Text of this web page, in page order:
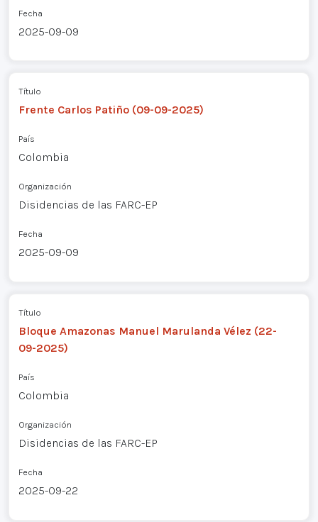
Fecha
2025-09-09
Título
Frente Carlos Patiño (09-09-2025)
País
Colombia
Organización
Disidencias de las FARC-EP
Fecha
2025-09-09
Título
Bloque Amazonas Manuel Marulanda Vélez (22-
09-2025)
País
Colombia
Organización
Disidencias de las FARC-EP
Fecha
2025-09-22